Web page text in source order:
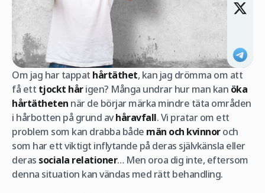
Om jag har tappat hårtäthet, kan jag drömma om att
få ett tjockt hårigen? Många undrar hur man kan öka
hårtätheten när de börjar märka mindre täta områden
i hårbotten på grund avhåravfall. Vi pratar om ett
problem som kan drabba både män och kvinnoroch
som har ett viktigt inflytande på deras självkänsla eller
deras sociala relationer… Men oroa dig inte, eftersom
denna situation kan vändas med rätt behandling.